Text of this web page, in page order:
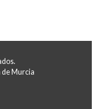
de Murcia